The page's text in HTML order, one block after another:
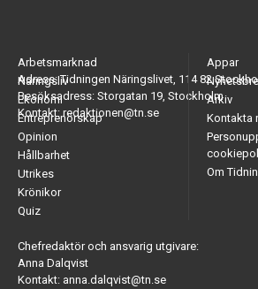
Adress: Tidningen Näringslivet, 114 82
Besöksadress: Storgatan 19, Stockholm
Kontakt: redaktionen@tn.se
Arbetsmarknad
Näringsliv
Ekonomi
Entreprenörskap
Opinion
Hållbarhet
Utrikes
Krönikor
Quiz
Appar
Arkiv
Kontakta
Om
Chefredaktör och ansvarig utgivare:
Anna Dalqvist
Kontakt: anna.dalqvist@tn.se